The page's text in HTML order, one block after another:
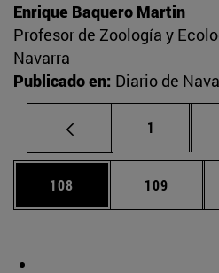
Enrique Baquero Martin
Profesor de Zoología y
Navarra
Publicado en: Diario de
Página
1
Página
108 Página
109